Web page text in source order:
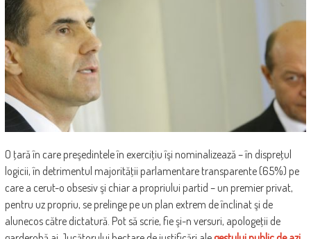
O ţară în care preşedintele în exerciţiu îşi nominalizează – în dispreţul
logicii, în detrimentul majorităţii parlamentare transparente (65%) pe
care a cerut-o obsesiv şi chiar a propriului partid – un premier privat,
pentru uz propriu, se prelinge pe un plan extrem de înclinat şi de
alunecos către dictatură. Pot să scrie, fie şi-n versuri, apologeţii de